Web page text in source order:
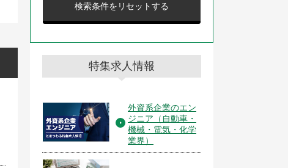
検索条件をリセットする
特集求人情報
外資系企業のエン
ジニア（自動車・
機械・電気・化学
業界）